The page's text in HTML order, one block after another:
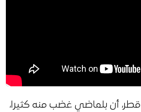
أن بلماضي غضب منه كثيرا،